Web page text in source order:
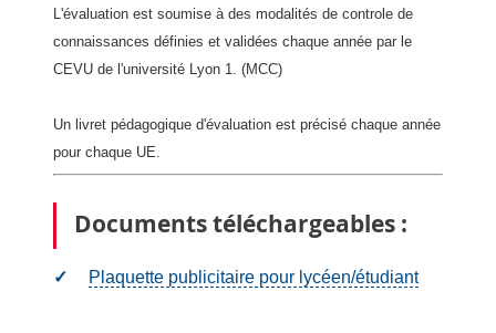
L'évaluation est soumise à des modalités de controle de
connaissances définies et validées chaque année par le
CEVU de l'université Lyon 1. (MCC)
Un livret pédagogique d'évaluation est précisé chaque année
pour chaque UE.
Documents téléchargeables :
Plaquette publicitaire pour lycéen/étudiant